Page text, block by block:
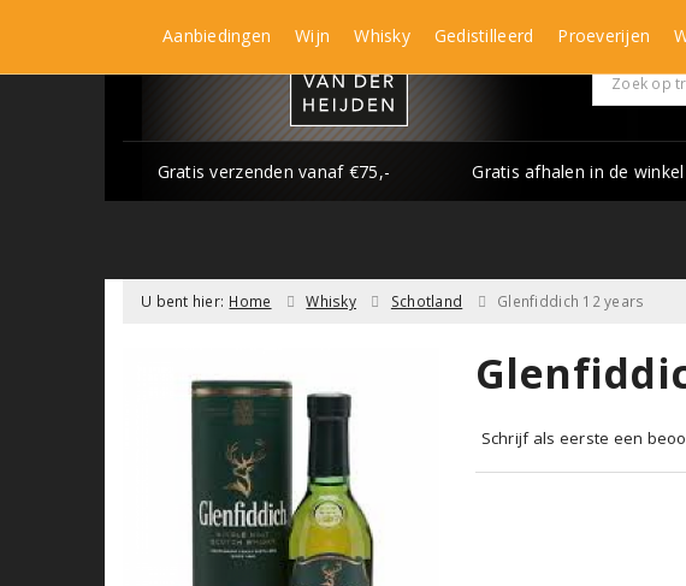
Gratis verzenden vanaf €75,- Gratis afhalen in de winkel
Aanbiedingen Wijn Whisky Gedistilleerd Proeverijen
U bent hier: Home Whisky Schotland Glenfiddich 12 years
Schrijf als eerste een